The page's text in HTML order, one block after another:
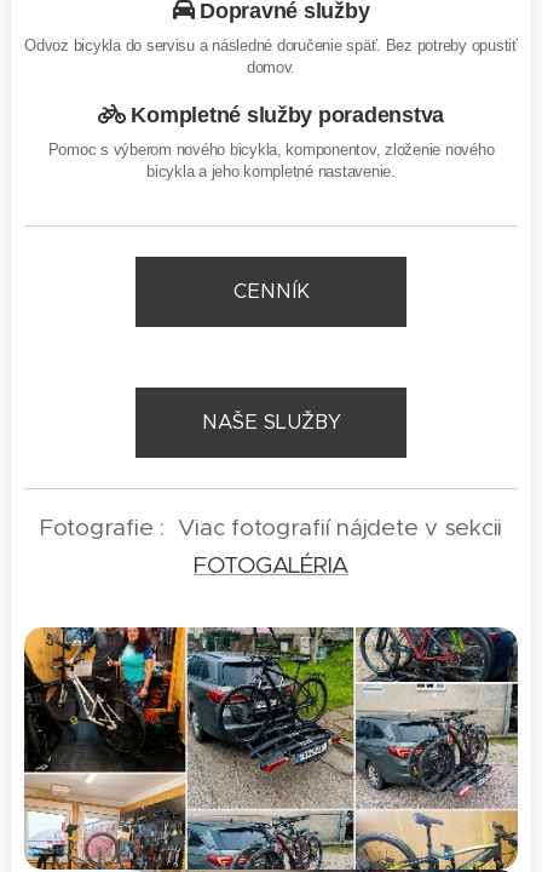
Dopravné služby
Odvoz bicykla do servisu a následné doručenie späť. Bez potreby opustiť
domov.
Kompletné služby poradenstva
Pomoc s výberom nového bicykla, komponentov, zloženie nového
bicykla a jeho kompletné nastavenie.
CENNÍK
NAŠE SLUŽBY
Fotografie : Viac fotografií nájdete v sekcii
FOTOGALÉRIA